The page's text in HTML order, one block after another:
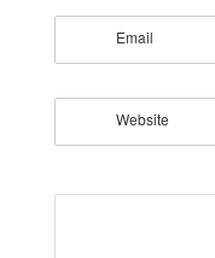
Email
Website